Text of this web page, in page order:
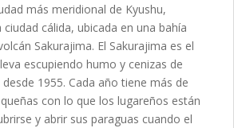
más meridional de Kyushu,
ciudad cálida, ubicada en una bahía
Sakurajima. El Sakurajima es el
escupiendo humo y cenizas de
1955. Cada año tiene más de
con lo que los lugareños están
y abrir sus paraguas cuando el